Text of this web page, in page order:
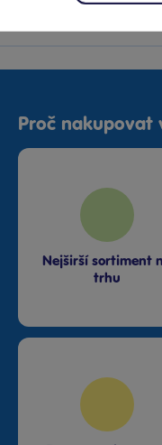
Dnes od 11:00
Bambule Říčany OC
Proč nakupovat
Nejširší sortiment
trhu